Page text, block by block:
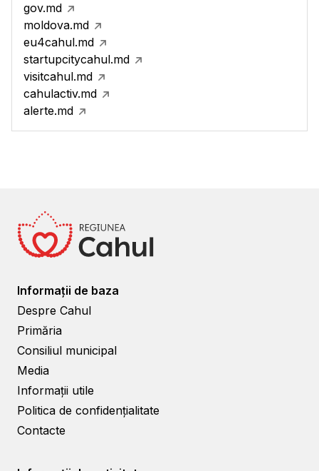
gov.md
moldova.md
eu4cahul.md
startupcitycahul.md
visitcahul.md
cahulactiv.md
alerte.md
Informații de baza
Despre Cahul
Primăria
Consiliul municipal
Media
Informații utile
Politica de confidențialitate
Contacte